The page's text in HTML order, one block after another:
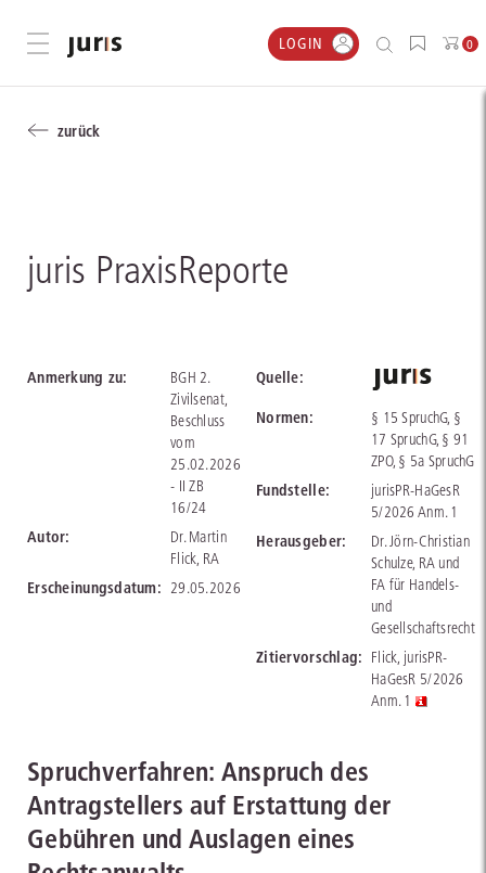
Menü öffnen LOGIN 0
zurück
juris PraxisReporte
Anmerkung zu:
BGH 2.
Zivilsenat,
Beschluss
vom
25.02.2026
- II ZB
16/24
Autor:
Dr. Martin
Flick, RA
Erscheinungsdatum: 29.05.2026
Quelle:
Normen:
§ 15 SpruchG, §
17 SpruchG, § 91
ZPO, § 5a SpruchG
Fundstelle:
jurisPR-HaGesR
5/2026 Anm. 1
Herausgeber:
Dr. Jörn-Christian
Schulze, RA und
FA für Handels-
und
Gesellschaftsrecht
Zitiervorschlag: Flick, jurisPR-
HaGesR 5/2026
Anm. 1
Spruchverfahren: Anspruch des
Antragstellers auf Erstattung der
Gebühren und Auslagen eines